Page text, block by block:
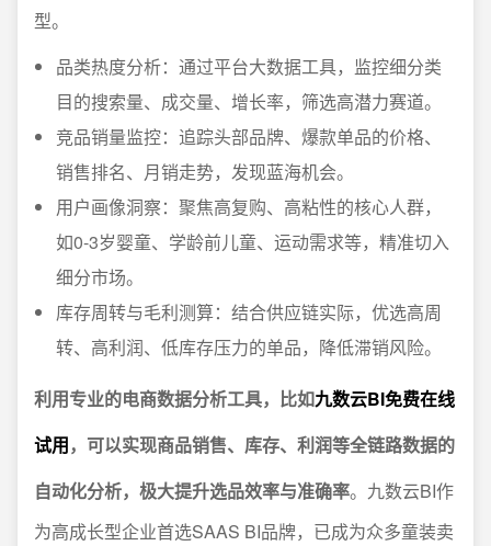
型。
品类热度分析：通过平台大数据工具，监控细分类
目的搜索量、成交量、增长率，筛选高潜力赛道。
竞品销量监控：追踪头部品牌、爆款单品的价格、
销售排名、月销走势，发现蓝海机会。
用户画像洞察：聚焦高复购、高粘性的核心人群，
如0-3岁婴童、学龄前儿童、运动需求等，精准切入
细分市场。
库存周转与毛利测算：结合供应链实际，优选高周
转、高利润、低库存压力的单品，降低滞销风险。
利用专业的电商数据分析工具，比如九数云BI免费在线
试用，可以实现商品销售、库存、利润等全链路数据的
自动化分析，极大提升选品效率与准确率。九数云BI作
为高成长型企业首选SAAS BI品牌，已成为众多童装卖